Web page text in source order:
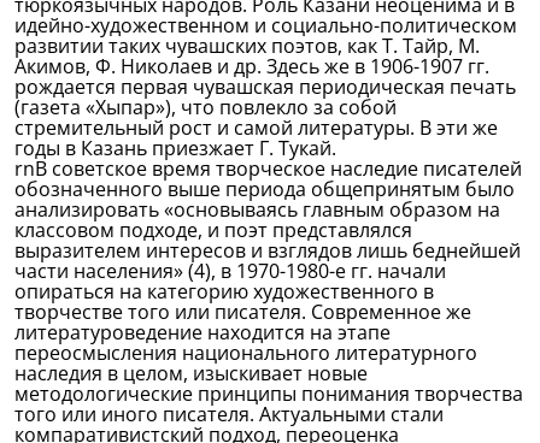
идейно-художественном и социально-политическом
развитии таких чувашских поэтов, как Т. Тайр, М.
Акимов, Ф. Николаев и др. Здесь же в 1906-1907 гг.
рождается первая чувашская периодическая печать
(газета «Хыпар»), что повлекло за собой
стремительный рост и самой литературы. В эти же
годы в Казань приезжает Г. Тукай.
rnВ советское время творческое наследие писателей
обозначенного выше периода общепринятым было
анализировать «основываясь главным образом на
классовом подходе, и поэт представлялся
выразителем интересов и взглядов лишь беднейшей
части населения» (4), в 1970-1980-е гг. начали
опираться на категорию художественного в
творчестве того или писателя. Современное же
литературоведение находится на этапе
переосмысления национального литературного
наследия в целом, изыскивает новые
методологические принципы понимания творчества
того или иного писателя. Актуальными стали
компаративистский подход, переоценка